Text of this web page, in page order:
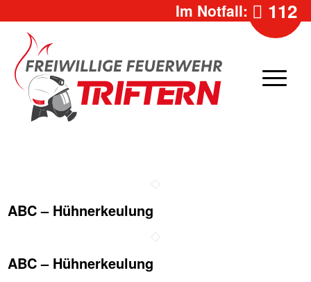
Im Notfall: 112
ABC – Hühnerkeulung
ABC – Hühnerkeulung